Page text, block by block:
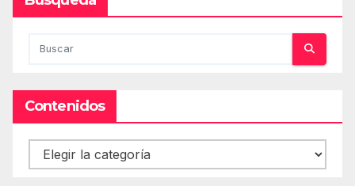
Contenidos
Contenidos